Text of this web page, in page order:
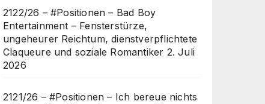
2122/26 – #Positionen – Bad Boy
Entertainment – Fensterstürze,
ungeheurer Reichtum, dienstverpflichtete
Claqueure und soziale Romantiker 2. Juli
2026
2121/26 – #Positionen – Ich bereue nichts